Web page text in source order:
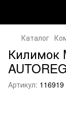
Каталог
Килимок
Артикул: 116919